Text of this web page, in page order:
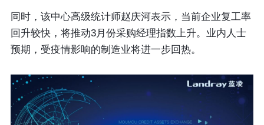
同时，该中心高级统计师赵庆河表示，当前企业复工率
回升较快，将推动3月份采购经理指数上升。业内人士
预期，受疫情影响的制造业将进一步回热。